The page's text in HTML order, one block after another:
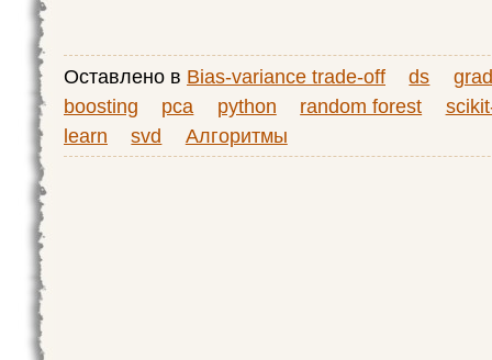
Оставлено в Bias-variance trade-off ds
boosting
pca python random forest
learn
svd Алгоритмы